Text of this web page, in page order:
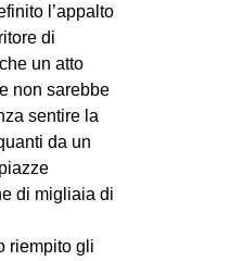
l’appalto
di
un atto
non sarebbe
sentire la
da un
di migliaia di
riempito gli